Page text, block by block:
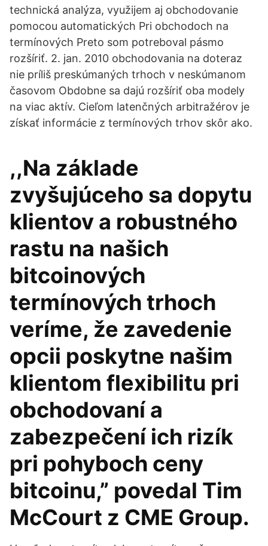
technická analýza, využijem aj obchodovanie
pomocou automatických Pri obchodoch na
termínových Preto som potreboval pásmo
rozšíriť. 2. jan. 2010 obchodovania na doteraz
nie príliš preskúmaných trhoch v neskúmanom
časovom Obdobne sa dajú rozšíriť oba modely
na viac aktív. Cieľom latenčných arbitražérov je
získať informácie z termínových trhov skôr ako.
,,Na základe
zvyšujúceho sa dopytu
klientov a robustného
rastu na našich
bitcoinových
termínových trhoch
veríme, že zavedenie
opcii poskytne našim
klientom flexibilitu pri
obchodovaní a
zabezpečení ich rizík
pri pohyboch ceny
bitcoinu,” povedal Tim
McCourt z CME Group.